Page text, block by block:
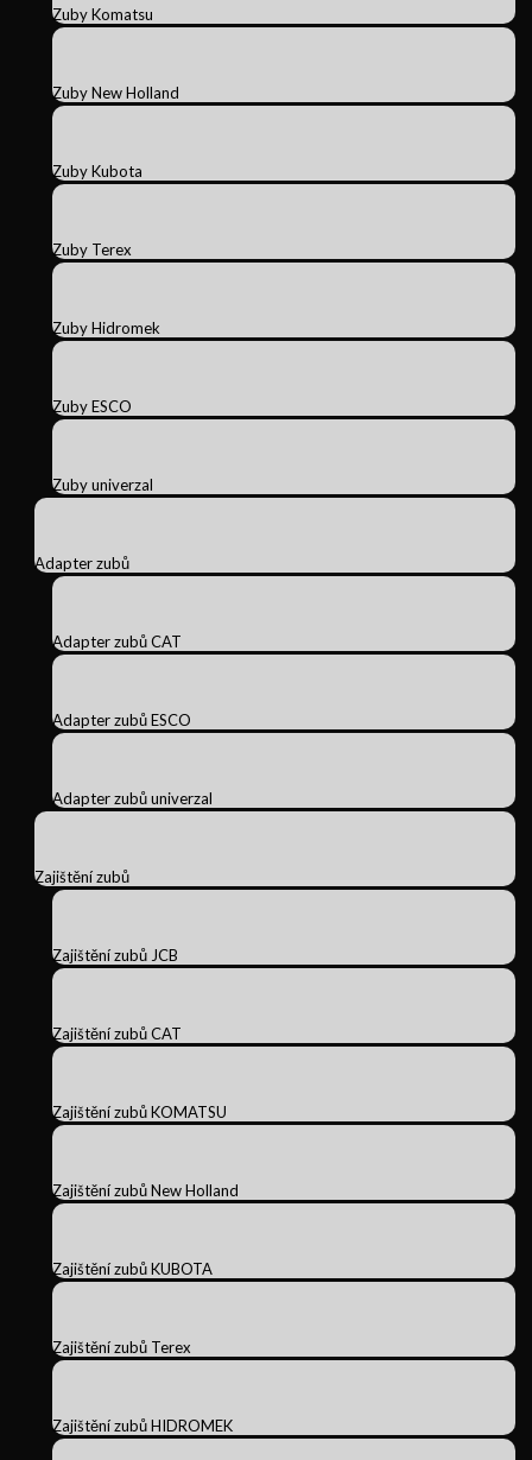
Zuby Komatsu
Zuby New Holland
Zuby Kubota
Zuby Terex
Zuby Hidromek
Zuby ESCO
Zuby univerzal
Adapter zubů
Adapter zubů CAT
Adapter zubů ESCO
Adapter zubů univerzal
Zajištění zubů
Zajištění zubů JCB
Zajištění zubů CAT
Zajištění zubů KOMATSU
Zajištění zubů New Holland
Zajištění zubů KUBOTA
Zajištění zubů Terex
Zajištění zubů HIDROMEK